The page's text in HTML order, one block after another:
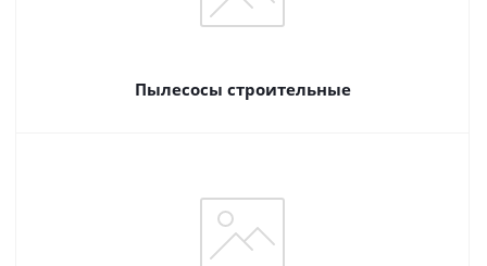
Пылесосы строительные